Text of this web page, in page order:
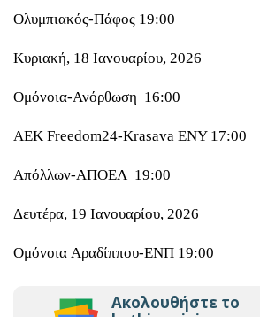
Ολυμπιακός-Πάφος 19:00
Κυριακή, 18 Ιανουαρίου, 2026
Ομόνοια-Ανόρθωση 16:00
ΑΕΚ Freedom24-Krasava ΕΝΥ 17:00
Απόλλων-ΑΠΟΕΛ 19:00
Δευτέρα, 19 Ιανουαρίου, 2026
Ομόνοια Aραδίππου-ΕΝΠ 19:00
Ακολουθήστε το